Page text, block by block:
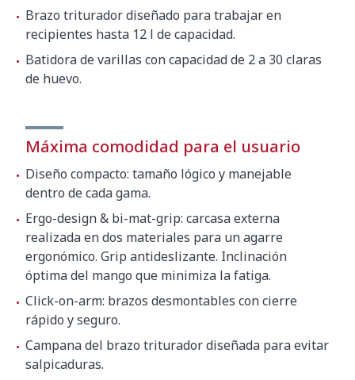
Peso bruto
3.8 kg
Brazo triturador diseñado para trabajar en
recipientes hasta 12 l de capacidad.
Batidora de varillas con capacidad de 2 a 30 claras
de huevo.
Máxima comodidad para el usuario
Diseño compacto: tamaño lógico y manejable
dentro de cada gama.
Ergo-design & bi-mat-grip: carcasa externa
realizada en dos materiales para un agarre
ergonómico. Grip antideslizante. Inclinación
óptima del mango que minimiza la fatiga.
Click-on-arm: brazos desmontables con cierre
rápido y seguro.
Campana del brazo triturador diseñada para evitar
salpicaduras.